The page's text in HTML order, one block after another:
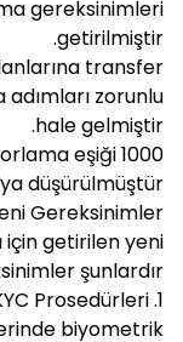
gereksinimleri
getirilmiştir.
transfer
zorunlu
hale gelmiştir.
eşiği 1000
düşürülmüştür.
Gereksinimler
için getirilen yeni
şunlardır:
1. Gelişmiş KYC Prosedürleri
biyometrik